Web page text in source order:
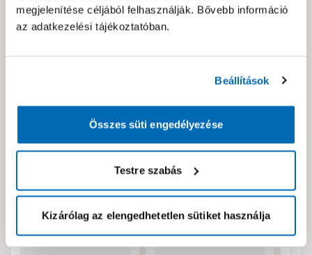
megjelenítése céljából felhasználják. Bővebb információ
az adatkezelési tájékoztatóban.
Beállítások
Összes süti engedélyezése
Testre szabás
Kizárólag az elengedhetetlen sütiket használja
Hibát találtál az oldalon vagy a termék leírásában?